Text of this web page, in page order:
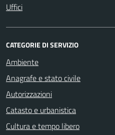
Uffici
CATEGORIE DI SERVIZIO
Ambiente
Anagrafe e stato civile
Autorizzazioni
Catasto e urbanistica
Cultura e tempo libero